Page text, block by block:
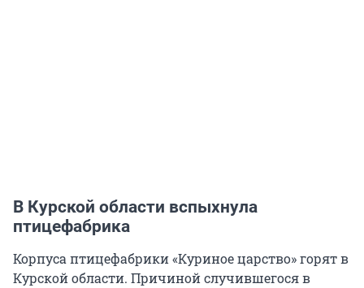
В Курской области вспыхнула
птицефабрика
Корпуса птицефабрики «Куриное царство» горят в
Курской области. Причиной случившегося в